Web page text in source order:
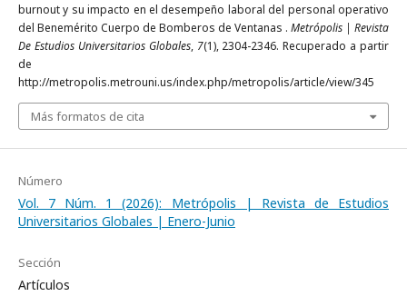
burnout y su impacto en el desempeño laboral del personal operativo
del Benemérito Cuerpo de Bomberos de Ventanas . Metrópolis | Revista
De Estudios Universitarios Globales, 7(1), 2304-2346. Recuperado a partir
de
http://metropolis.metrouni.us/index.php/metropolis/article/view/345
Más formatos de cita
Número
Vol. 7 Núm. 1 (2026): Metrópolis | Revista de Estudios
Universitarios Globales | Enero-Junio
Sección
Artículos